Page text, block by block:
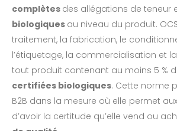
complètes des allégations de teneur
biologiques au niveau du produit.
traitement, la fabrication, le
l’étiquetage, la commercialisation et
tout produit contenant au moins 5 %
certifiées biologiques. Cette norme
B2B dans la mesure où elle permet
d’avoir la certitude qu’elle vend ou